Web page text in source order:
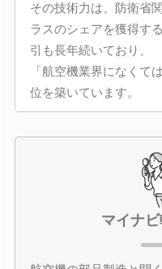
その技術力は、防衛省
ラスのシェアを獲得す
引も長年続いており、
「航空機業界になくて
位を築いています。
マイナ